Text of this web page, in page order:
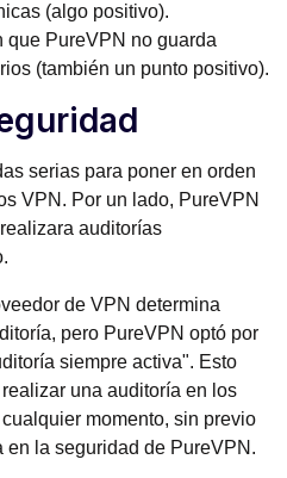
(algo positivo).
que PureVPN no guarda
(también un punto positivo).
serias para poner en orden
VPN. Por un lado, PureVPN
auditorías
de VPN determina
pero PureVPN optó por
siempre activa". Esto
una auditoría en los
momento, sin previo
en la seguridad de PureVPN.